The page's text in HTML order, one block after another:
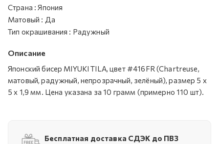
Страна : Япония
Матовый : Да
Тип окрашивания : Радужный
Описание
Японский бисер MIYUKI TILA, цвет #416FR (Chartreuse,
матовый, радужный, непрозрачный, зелёный), размер 5 x
5 x 1,9 мм. Цена указана за 10 грамм (примерно 110 шт).
Бесплатная доставка СДЭК до ПВЗ